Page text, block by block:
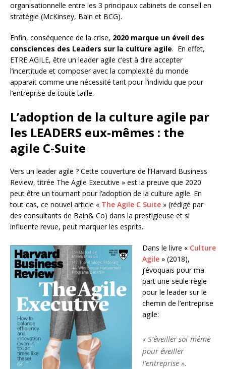
organisationnelle entre les 3 principaux cabinets de conseil en
stratégie (McKinsey, Bain et BCG).
Enfin, conséquence de la crise, 2020 marque un éveil des
consciences des Leaders sur la culture agile. En effet,
ETRE AGILE, être un leader agile c’est à dire accepter
l’incertitude et composer avec la complexité du monde
apparait comme une nécessité tant pour l’individu que pour
l’entreprise de toute taille.
L’adoption de la culture agile par
les LEADERS eux-mêmes : the
agile C-Suite
Vers un leader agile ? Cette couverture de l’Harvard Business
Review, titrée The Agile Executive » est la preuve que 2020
peut être un tournant pour l’adoption de la culture agile. En
tout cas, ce nouvel article « The Agile C Suite » (rédigé par
des consultants de Bain& Co) dans la prestigieuse et si
influente revue, peut marquer les esprits.
Dans le livre « Culture
Agile » (2018),
j’évoquais pour ma
part une seule règle
pour le leader sur le
chemin de l’entreprise
agile:
« S’éveiller soi-même
pour éveiller
l’entreprise ».